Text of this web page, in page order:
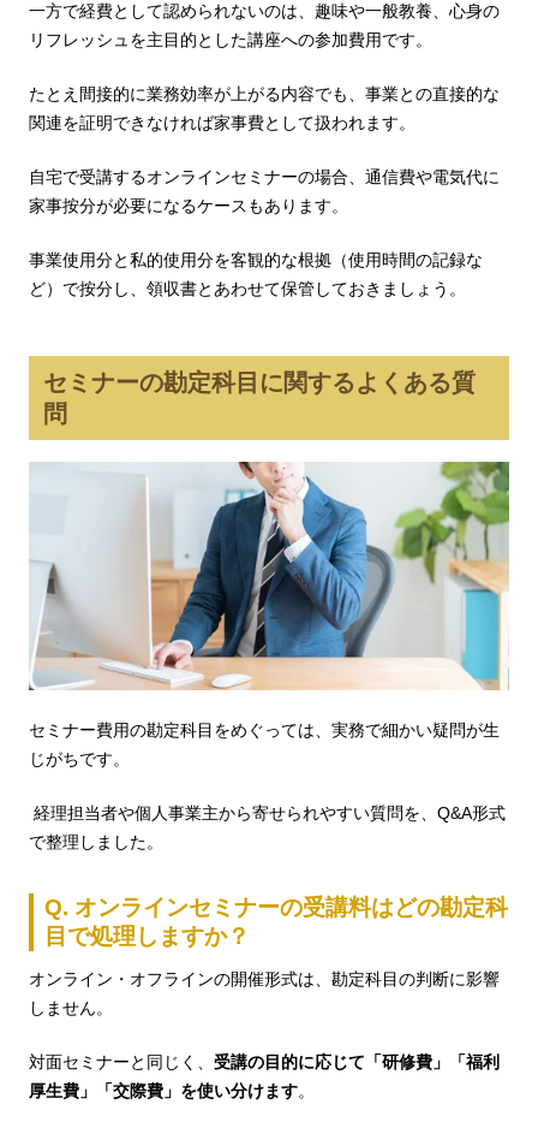
一方で経費として認められないのは、趣味や一般教養、心身の
リフレッシュを主目的とした講座への参加費用です。
たとえ間接的に業務効率が上がる内容でも、事業との直接的な
関連を証明できなければ家事費として扱われます。
自宅で受講するオンラインセミナーの場合、通信費や電気代に
家事按分が必要になるケースもあります。
事業使用分と私的使用分を客観的な根拠（使用時間の記録な
ど）で按分し、領収書とあわせて保管しておきましょう。
セミナーの勘定科目に関するよくある質
問
セミナー費用の勘定科目をめぐっては、実務で細かい疑問が生
じがちです。
経理担当者や個人事業主から寄せられやすい質問を、Q&A形式
で整理しました。
Q. オンラインセミナーの受講料はどの勘定科
目で処理しますか？
オンライン・オフラインの開催形式は、勘定科目の判断に影響
しません。
対面セミナーと同じく、 受講の目的に応じて「研修費」「福利
厚生費」「交際費」を使い分けます。